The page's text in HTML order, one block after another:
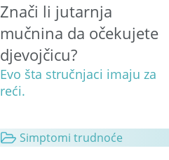
Znači li jutarnja
mučnina da očekujete
djevojčicu?
Evo šta stručnjaci imaju za
reći.
Simptomi trudnoće